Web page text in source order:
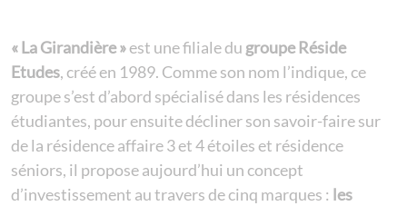
« La Girandière »est une filiale du groupe Réside
Etudes, créé en 1989. Comme son nom l’indique, ce
groupe s’est d’abord spécialisé dans les résidences
étudiantes, pour ensuite décliner son savoir-faire sur
de la résidence affaire 3 et 4 étoiles et résidence
séniors, il propose aujourd’hui un concept
d’investissement au travers de cinq marques : les